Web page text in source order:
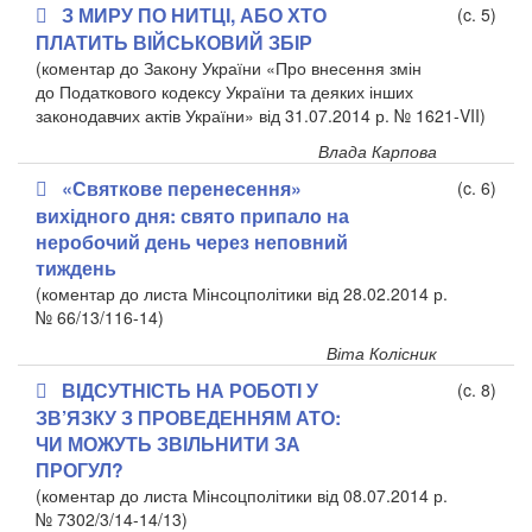
З МИРУ ПО НИТЦІ, АБО ХТО
ПЛАТИТЬ ВІЙСЬКОВИЙ ЗБІР
(c. 5)
(коментар до Закону України «Про внесення змін
до Податкового кодексу України та деяких інших
законодавчих актів України» від 31.07.2014 р. № 1621-VII)
Влада Карпова
«Святкове перенесення»
вихідного дня: свято припало на
неробочий день через неповний
тиждень
(c. 6)
(коментар до листа Мінсоцполітики від 28.02.2014 р.
№ 66/13/116-14)
Віта Колісник
ВІДСУТНІСТЬ НА РОБОТІ У
ЗВ’ЯЗКУ З ПРОВЕДЕННЯМ АТО:
ЧИ МОЖУТЬ ЗВІЛЬНИТИ ЗА
ПРОГУЛ?
(c. 8)
(коментар до листа Мінсоцполітики від 08.07.2014 р.
№ 7302/3/14-14/13)